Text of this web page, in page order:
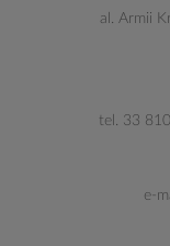
al. Armii
tel. 33
e-